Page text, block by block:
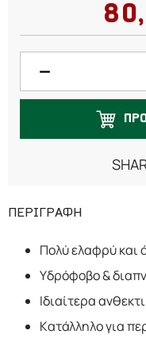
44
46
50
ΠΕΡΙΓΡΑΦΗ
Πολύ ελαφρύ και
Υδρόφοβο &
Ιδιαίτερα
Κατάλληλο για